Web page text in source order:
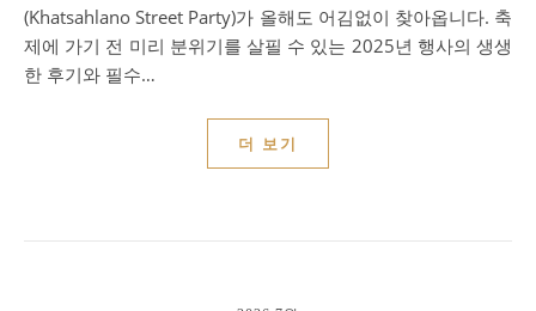
(Khatsahlano Street Party)가 올해도 어김없이 찾아옵니다. 축
제에 가기 전 미리 분위기를 살필 수 있는 2025년 행사의 생생
한 후기와 필수…
더 보기